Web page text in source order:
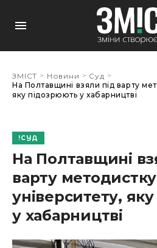
ЗМІСТ > Новини > Суд >
На Полтавщині взяли під варту
яку підозрюють у хабарництві
СУД
На Полтавщині
варту методистку
університету,
у хабарництві